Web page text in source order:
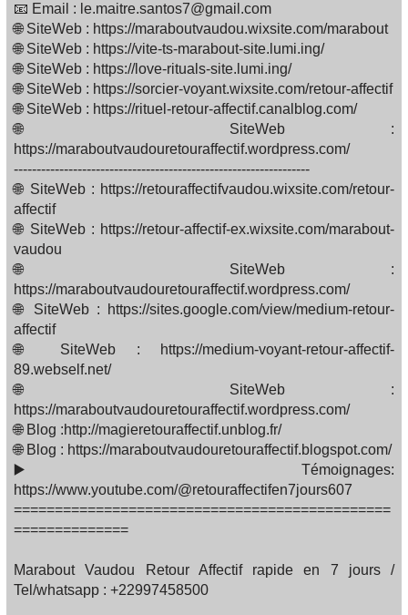
📧 Email : le.maitre.santos7@gmail.com
🌐 SiteWeb : https://maraboutvaudou.wixsite.com/marabout
🌐 SiteWeb : https://vite-ts-marabout-site.lumi.ing/
🌐 SiteWeb : https://love-rituals-site.lumi.ing/
🌐 SiteWeb : https://sorcier-voyant.wixsite.com/retour-affectif
🌐 SiteWeb : https://rituel-retour-affectif.canalblog.com/
🌐 SiteWeb :
https://maraboutvaudouretouraffectif.wordpress.com/
-----------------------------------------------------------------
🌐 SiteWeb : https://retouraffectifvaudou.wixsite.com/retour-
affectif
🌐 SiteWeb : https://retour-affectif-ex.wixsite.com/marabout-
vaudou
🌐 SiteWeb :
https://maraboutvaudouretouraffectif.wordpress.com/
🌐 SiteWeb : https://sites.google.com/view/medium-retour-
affectif
🌐 SiteWeb : https://medium-voyant-retour-affectif-
89.webself.net/
🌐 SiteWeb :
https://maraboutvaudouretouraffectif.wordpress.com/
🌐 Blog :http://magieretouraffectif.unblog.fr/
🌐 Blog : https://maraboutvaudouretouraffectif.blogspot.com/
▶️ Témoignages:
https://www.youtube.com/@retouraffectifen7jours607
==============================================
==============
Marabout Vaudou Retour Affectif rapide en 7 jours /
Tel/whatsapp : +22997458500